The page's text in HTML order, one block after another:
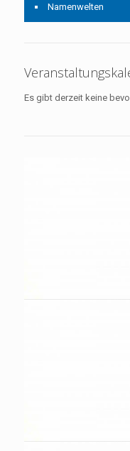
Namenwelten
Es gibt derzeit keine